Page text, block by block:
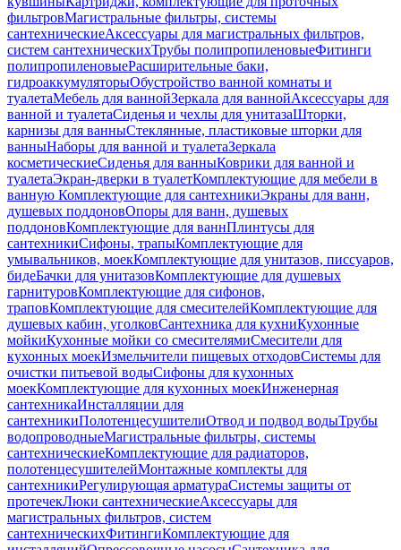
фильтровМагистральные фильтры, системы
сантехническиеАксессуары для магистральных фильтров,
систем сантехническихТрубы полипропиленовыеФитинги
полипропиленовыеРасширительные баки,
гидроаккумуляторыОбустройство ванной комнаты и
туалетаМебель для ваннойЗеркала для ваннойАксессуары для
ванной и туалетаСиденья и чехлы для унитазаШторки,
карнизы для ванныСтеклянные, пластиковые шторки для
ванныНаборы для ванной и туалетаЗеркала
косметическиеСиденья для ванныКоврики для ванной и
туалетаЭкран-дверки в туалетКомплектующие для мебели в
ванную Комплектующие для сантехникиЭкраны для ванн,
душевых поддоновОпоры для ванн, душевых
поддоновКомплектующие для ваннПлинтусы для
сантехникиСифоны, трапыКомплектующие для
умывальников, моекКомплектующие для унитазов, писсуаров,
бидеБачки для унитазовКомплектующие для душевых
гарнитуровКомплектующие для сифонов,
траповКомплектующие для смесителейКомплектующие для
душевых кабин, уголковСантехника для кухниКухонные
мойкиКухонные мойки со смесителямиСмесители для
кухонных моекИзмельчители пищевых отходовСистемы для
очистки питьевой водыСифоны для кухонных
моекКомплектующие для кухонных моекИнженерная
сантехникаИнсталляции для
сантехникиПолотенцесушителиОтвод и подвод водыТрубы
водопроводныеМагистральные фильтры, системы
сантехническиеКомплектующие для радиаторов,
полотенцесушителейМонтажные комплекты для
сантехникиРегулирующая арматураСистемы защиты от
протечекЛюки сантехническиеАксессуары для
магистральных фильтров, систем
сантехническихФитингиКомплектующие для